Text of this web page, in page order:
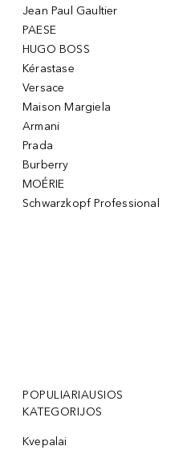
Jean Paul Gaultier
PAESE
HUGO BOSS
Kérastase
Versace
Maison Margiela
Armani
Prada
Burberry
MOÉRIE
Schwarzkopf Professional
POPULIARIAUSIOS
KATEGORIJOS
Kvepalai